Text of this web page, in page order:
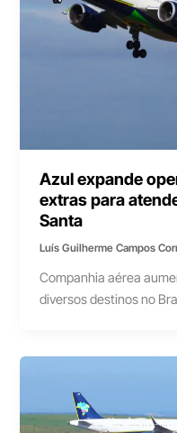
Azul expande
extras para
Santa
Luís Guilherme Campos
Companhia aérea
diversos destinos no